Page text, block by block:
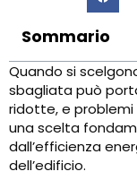
Sommario
Quando si
sbagliata può
ridotte, e problemi
una scelta
dall’efficienza
dell’edificio.